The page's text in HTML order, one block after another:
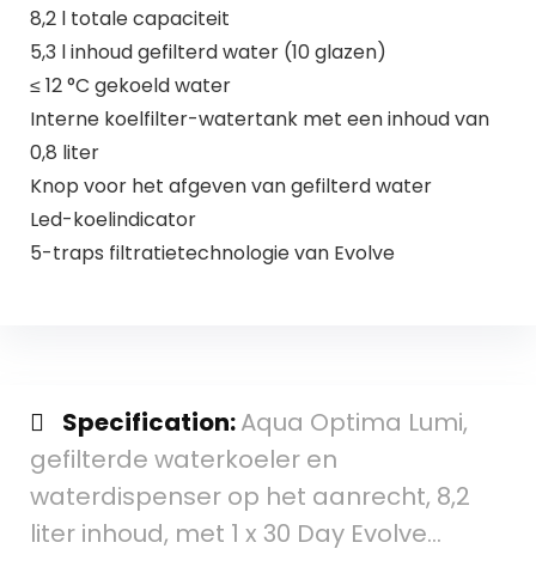
8,2 l totale capaciteit
5,3 l inhoud gefilterd water (10 glazen)
≤ 12 °C gekoeld water
Interne koelfilter-watertank met een inhoud van
0,8 liter
Knop voor het afgeven van gefilterd water
Led-koelindicator
5-traps filtratietechnologie van Evolve
Specification:Aqua Optima Lumi,
gefilterde waterkoeler en
waterdispenser op het aanrecht, 8,2
liter inhoud, met 1 x 30 Day Evolve…